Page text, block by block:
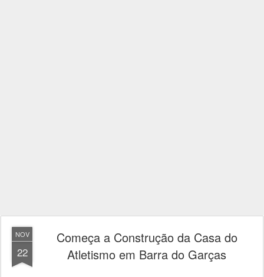
NOV
22
Começa a Construção da Casa do
Atletismo em Barra do Garças